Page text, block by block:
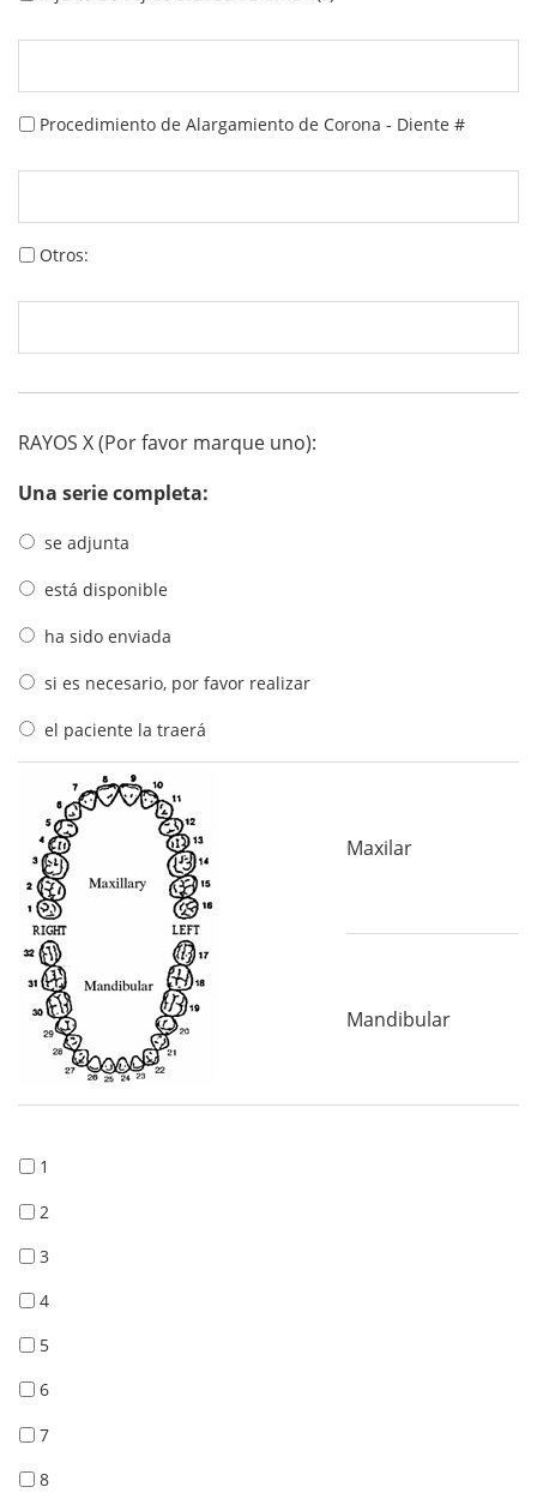
Procedimiento de Alargamiento de Corona - Diente #
Otros:
RAYOS X (Por favor marque uno):
Una serie completa:
se adjunta
está disponible
ha sido enviada
si es necesario, por favor realizar
el paciente la traerá
Maxilar
Mandibular
1
2
3
4
5
6
7
8